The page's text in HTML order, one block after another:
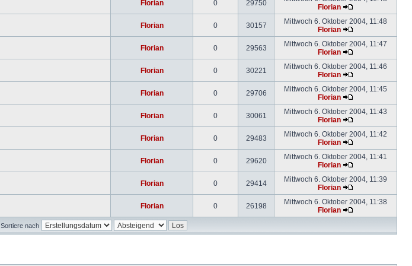
Florian 0 29750
Florian
Florian 0 30157
Mittwoch 6. Oktober 2004, 11:48
Florian
Florian 0 29563
Mittwoch 6. Oktober 2004, 11:47
Florian
Florian 0 30221
Mittwoch 6. Oktober 2004, 11:46
Florian
Florian 0 29706
Mittwoch 6. Oktober 2004, 11:45
Florian
Florian 0 30061
Mittwoch 6. Oktober 2004, 11:43
Florian
Florian 0 29483
Mittwoch 6. Oktober 2004, 11:42
Florian
Florian 0 29620
Mittwoch 6. Oktober 2004, 11:41
Florian
Florian 0 29414
Mittwoch 6. Oktober 2004, 11:39
Florian
Florian 0 26198
Mittwoch 6. Oktober 2004, 11:38
Florian
Sortiere nach